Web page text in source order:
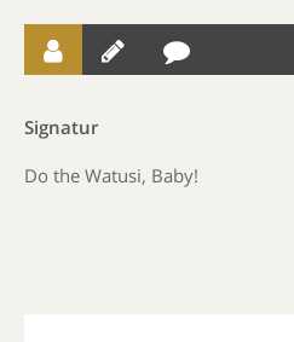
Signatur
Do the Watusi, Baby!